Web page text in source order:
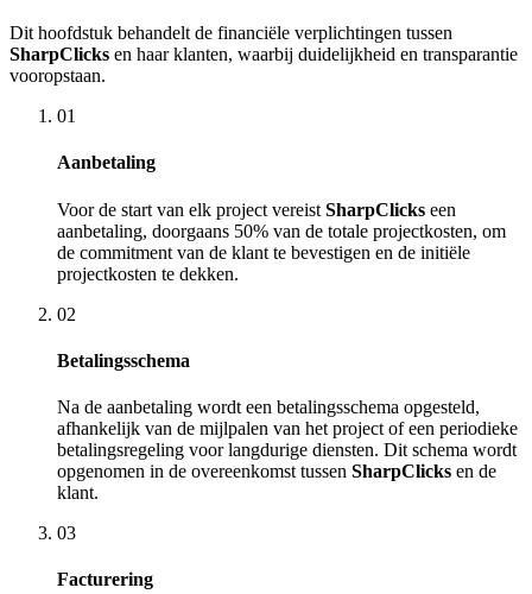
Dit hoofdstuk behandelt de financiële verplichtingen tussen
SharpClicks en haar klanten, waarbij duidelijkheid en transparantie
vooropstaan.
01
Aanbetaling
Voor de start van elk project vereist SharpClicks een
aanbetaling, doorgaans 50% van de totale projectkosten, om
de commitment van de klant te bevestigen en de initiële
projectkosten te dekken.
02
Betalingsschema
Na de aanbetaling wordt een betalingsschema opgesteld,
afhankelijk van de mijlpalen van het project of een periodieke
betalingsregeling voor langdurige diensten. Dit schema wordt
opgenomen in de overeenkomst tussen SharpClicks en de
klant.
03
Facturering